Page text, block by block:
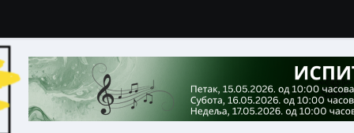
Друга Награда
Прва награда